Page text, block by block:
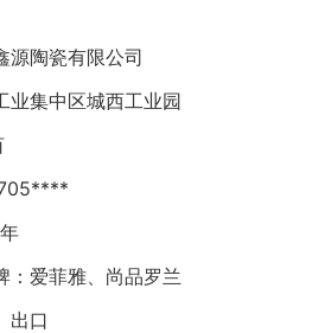
源陶瓷有限公司
业集中区城西工业园
：爱菲雅、尚品罗兰
出口